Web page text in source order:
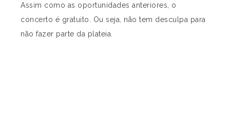
Assim como as oportunidades anteriores, o
concerto é gratuito. Ou seja, não tem desculpa para
não fazer parte da plateia.